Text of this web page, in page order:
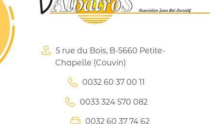
5 rue du Bois, B-5660 Petite-
Chapelle (Couvin)
0032 60 37 00 11
0033 324 570 082
0032 60 37 74 62